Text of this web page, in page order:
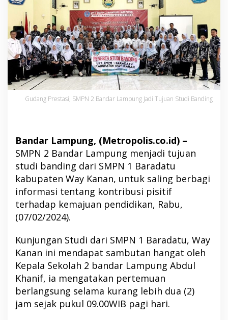
Gudang Prestasi, SMPN 2 Bandar Lampung Jadi Tujuan Studi Banding
Bandar Lampung, (Metropolis.co.id) –
SMPN 2 Bandar Lampung menjadi tujuan
studi banding dari SMPN 1 Baradatu
kabupaten Way Kanan, untuk saling berbagi
informasi tentang kontribusi pisitif
terhadap kemajuan pendidikan, Rabu,
(07/02/2024).
Kunjungan Studi dari SMPN 1 Baradatu, Way
Kanan ini mendapat sambutan hangat oleh
Kepala Sekolah 2 bandar Lampung Abdul
Khanif, ia mengatakan pertemuan
berlangsung selama kurang lebih dua (2)
jam sejak pukul 09.00WIB pagi hari.